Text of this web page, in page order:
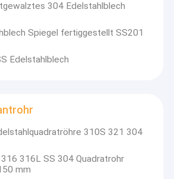
304 Edelstahlblech
Spiegel fertiggestellt SS201
Edelstahlblech
310S 321 304
316L SS 304 Quadratrohr
mm